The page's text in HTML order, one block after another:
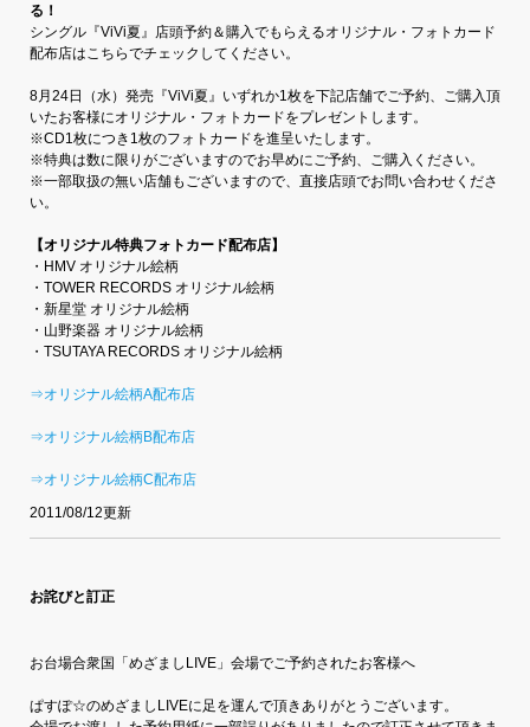
る！
シングル『ViVi夏』店頭予約＆購入でもらえるオリジナル・フォトカード
配布店はこちらでチェックしてください。
8月24日（水）発売『ViVi夏』いずれか1枚を下記店舗でご予約、ご購入頂
いたお客様にオリジナル・フォトカードをプレゼントします。
※CD1枚につき1枚のフォトカードを進呈いたします。
※特典は数に限りがございますのでお早めにご予約、ご購入ください。
※一部取扱の無い店舗もございますので、直接店頭でお問い合わせくださ
い。
【オリジナル特典フォトカード配布店】
・HMV オリジナル絵柄
・TOWER RECORDS オリジナル絵柄
・新星堂 オリジナル絵柄
・山野楽器 オリジナル絵柄
・TSUTAYA RECORDS オリジナル絵柄
⇒オリジナル絵柄A配布店
⇒オリジナル絵柄B配布店
⇒オリジナル絵柄C配布店
2011/08/12更新
お詫びと訂正
お台場合衆国「めざましLIVE」会場でご予約されたお客様へ
ぱすぽ☆のめざましLIVEに足を運んで頂きありがとうございます。